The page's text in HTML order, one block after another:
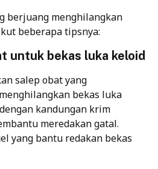
berjuang menghilangkan
beberapa tipsnya:
untuk bekas luka keloid
salep obat yang
bekas luka
kandungan krim
meredakan gatal.
yang bantu redakan bekas